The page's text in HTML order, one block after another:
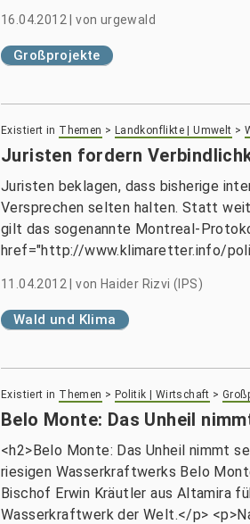
16.04.2012 |von urgewald
Großprojekte
Existiert in Themen > Landkonflikte | Umwelt >
Juristen fordern
Juristen beklagen, dass bisherige
Versprechen selten halten. Statt
gilt das sogenannte Montreal-
href="http://www.klimaretter.info/
11.04.2012 |von Haider Rizvi (IPS)
Wald und Klima
Existiert in Themen > Politik | Wirtschaft >
Belo Monte: Das Unheil
<h2>Belo Monte: Das Unheil nimmt
riesigen Wasserkraftwerks Belo
Bischof Erwin Kräutler aus Altamira
Wasserkraftwerk der Welt.</p>